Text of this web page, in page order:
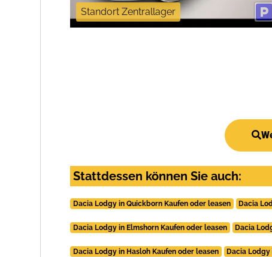
Standort Zentrallager
Stattdessen können Sie auch:
Dacia Lodgy in Quickborn Kaufen oder leasen Dacia
Dacia Lodgy in Elmshorn Kaufen oder leasen Dacia
Dacia Lodgy in Hasloh Kaufen oder leasen Dacia